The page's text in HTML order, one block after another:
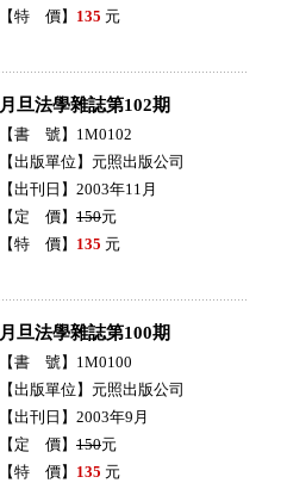
【特 價】 135 元
月旦法學雜誌第102期
【書 號】1M0102
【出版單位】元照出版公司
【出刊日】2003年11月
【定 價】 150元
【特 價】 135 元
月旦法學雜誌第100期
【書 號】1M0100
【出版單位】元照出版公司
【出刊日】2003年9月
【定 價】 150元
【特 價】 135 元